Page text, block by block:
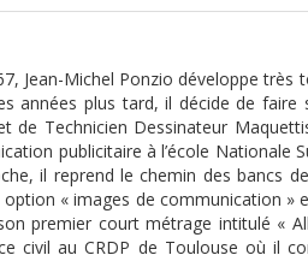
Jean-Michel Ponzio développe
années plus tard, il décide de
de Technicien Dessinateur
publicitaire à l’école Nationale
il reprend le chemin des bancs
« images de communication »
premier court métrage intitulé «
civil au CRDP de Toulouse où il